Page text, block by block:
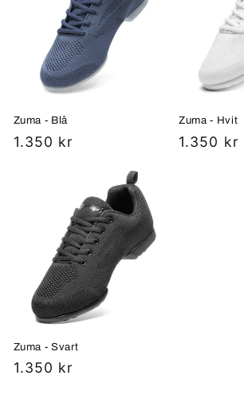
Zuma - Blå
Vanlig
1.350 kr
Zuma - Hvit
Vanlig
1.350 kr
Zuma - Svart
Vanlig
1.350 kr